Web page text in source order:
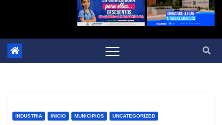
INDUSTRIA INICIO MUNICIPIOS UNCATEGORIZED